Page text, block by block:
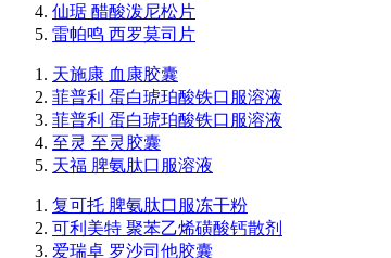
仙琚 醋酸泼尼松片
雷帕鸣 西罗莫司片
天施康 血康胶囊
菲普利 蛋白琥珀酸铁口服溶液
菲普利 蛋白琥珀酸铁口服溶液
至灵 至灵胶囊
天福 脾氨肽口服溶液
复可托 脾氨肽口服冻干粉
可利美特 聚苯乙烯磺酸钙散剂
爱瑞卓 罗沙司他胶囊